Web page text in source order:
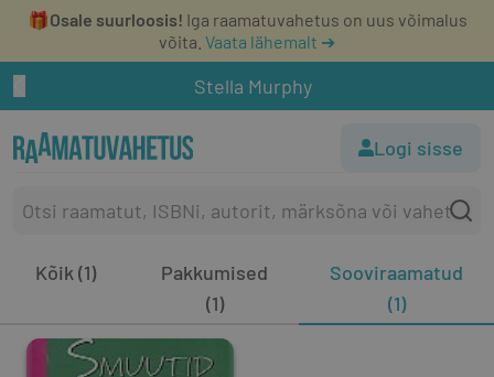
🎁Osale suurloosis! Iga raamatuvahetus on uus võimalus
võita. Vaata lähemalt ➔
Stella Murphy
Logi sisse
Kõik (1)
Pakkumised
(1)
Sooviraamatud
(1)